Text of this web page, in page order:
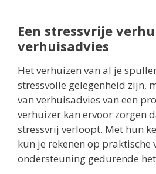
Een stressvrije
verhuisadvies
Het verhuizen van al je
stressvolle gelegenheid zijn,
van verhuisadvies van een
verhuizer kan ervoor zorgen
stressvrij verloopt. Met hun
kun je rekenen op praktische
ondersteuning gedurende